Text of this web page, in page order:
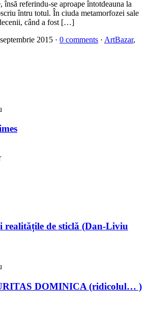
însă referindu-se aproape întotdeauna la
întru totul. În ciuda metamorfozei sale
când a fost […]
2015 · 0 comments · ArtBazar,
realitățile de sticlă (Dan-Liviu
DOMINICA (ridicolul… )